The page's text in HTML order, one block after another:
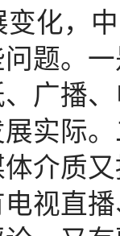
化，
题。
广播
实际
介质
视直